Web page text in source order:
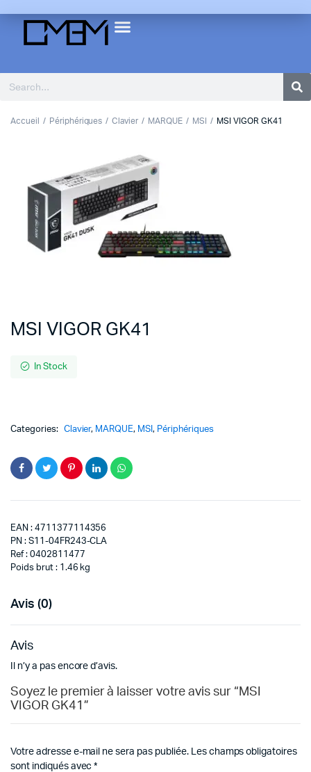
Accueil Périphériques Clavier MARQUE MSI MSI VIGOR GK41
Previous
Next
MSI VIGOR GK41
In Stock
Categories: Clavier, MARQUE, MSI, Périphériques
EAN : 4711377114356
PN : S11-04FR243-CLA
Ref : 0402811477
Poids brut : 1.46 kg
Avis (0)
Avis
Il n’y a pas encore d’avis.
Soyez le premier à laisser votre avis sur “MSI
VIGOR GK41”
Votre adresse e-mail ne sera pas publiée. Les champs obligatoires
sont indiqués avec*